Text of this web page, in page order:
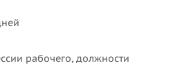
рабочего, должности